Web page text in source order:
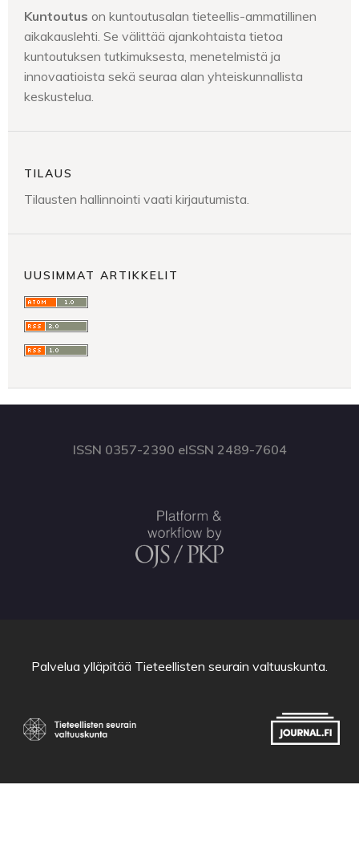
Kuntoutus on kuntoutusalan tieteellis-ammatillinen
aikakauslehti. Se välittää ajankohtaista tietoa
kuntoutuksen tutkimuksesta, menetelmistä ja
innovaatioista sekä seuraa alan yhteiskunnallista
keskustelua.
TILAUS
Tilausten hallinnointi vaati kirjautumista.
UUSIMMAT ARTIKKELIT
ISSN 0357-2390 eISSN 2489-7604
Palvelua ylläpitää Tieteellisten seurain valtuuskunta